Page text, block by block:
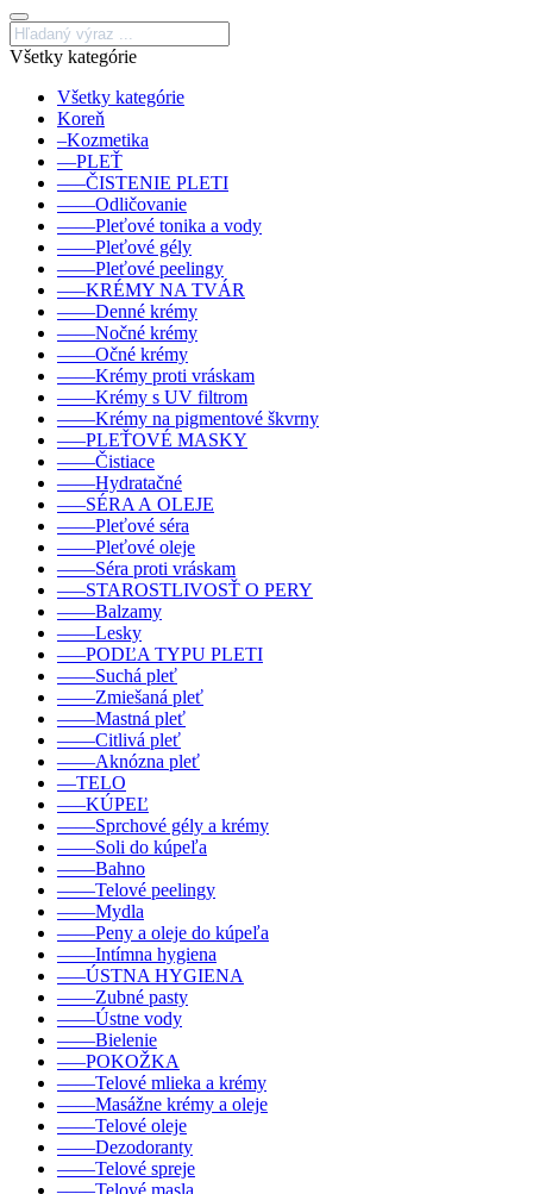
Všetky kategórie
Všetky kategórie
Koreň
–Kozmetika
––PLEŤ
–––ČISTENIE PLETI
––––Odličovanie
––––Pleťové tonika a vody
––––Pleťové gély
––––Pleťové peelingy
–––KRÉMY NA TVÁR
––––Denné krémy
––––Nočné krémy
––––Očné krémy
––––Krémy proti vráskam
––––Krémy s UV filtrom
––––Krémy na pigmentové škvrny
–––PLEŤOVÉ MASKY
––––Čistiace
––––Hydratačné
–––SÉRA A OLEJE
––––Pleťové séra
––––Pleťové oleje
––––Séra proti vráskam
–––STAROSTLIVOSŤ O PERY
––––Balzamy
––––Lesky
–––PODĽA TYPU PLETI
––––Suchá pleť
––––Zmiešaná pleť
––––Mastná pleť
––––Citlivá pleť
––––Aknózna pleť
––TELO
–––KÚPEĽ
––––Sprchové gély a krémy
––––Soli do kúpeľa
––––Bahno
––––Telové peelingy
––––Mydla
––––Peny a oleje do kúpeľa
––––Intímna hygiena
–––ÚSTNA HYGIENA
––––Zubné pasty
––––Ústne vody
––––Bielenie
–––POKOŽKA
––––Telové mlieka a krémy
––––Masážne krémy a oleje
––––Telové oleje
––––Dezodoranty
––––Telové spreje
––––Telové masla